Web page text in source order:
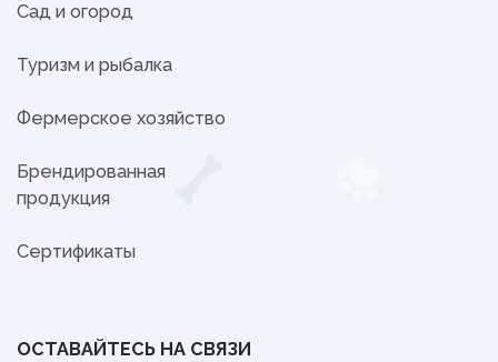
Сад и огород
Туризм и рыбалка
Фермерское хозяйство
Брендированная
продукция
Сертификаты
ОСТАВАЙТЕСЬ НА СВЯЗИ